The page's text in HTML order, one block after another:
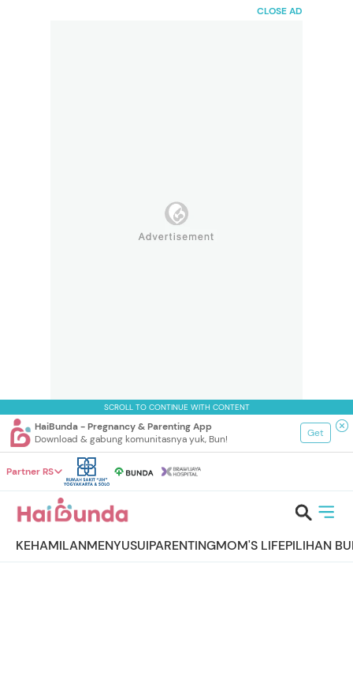
CLOSE AD
SCROLL TO CONTINUE WITH CONTENT
HaiBunda - Pregnancy & Parenting App
Download & gabung komunitasnya yuk, Bun!
Get
Partner RS
KEHAMILANMENYUSUIPARENTINGMOM'S LIFEPILIHAN